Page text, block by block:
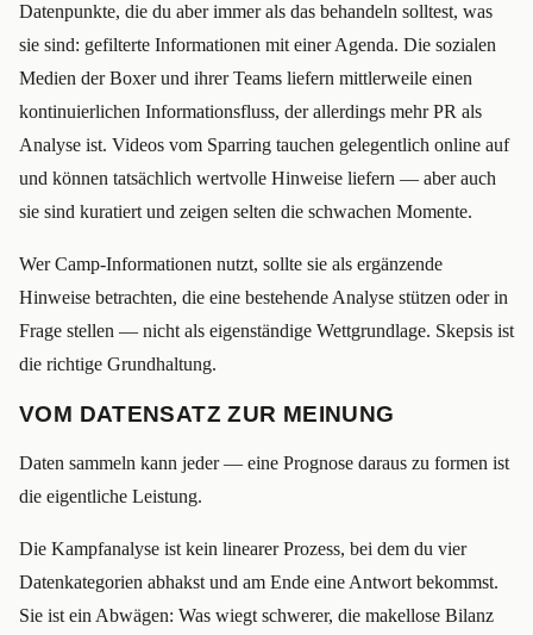
Datenpunkte, die du aber immer als das behandeln solltest, was
sie sind: gefilterte Informationen mit einer Agenda. Die sozialen
Medien der Boxer und ihrer Teams liefern mittlerweile einen
kontinuierlichen Informationsfluss, der allerdings mehr PR als
Analyse ist. Videos vom Sparring tauchen gelegentlich online auf
und können tatsächlich wertvolle Hinweise liefern — aber auch
sie sind kuratiert und zeigen selten die schwachen Momente.
Wer Camp-Informationen nutzt, sollte sie als ergänzende
Hinweise betrachten, die eine bestehende Analyse stützen oder in
Frage stellen — nicht als eigenständige Wettgrundlage. Skepsis ist
die richtige Grundhaltung.
VOM DATENSATZ ZUR MEINUNG
Daten sammeln kann jeder — eine Prognose daraus zu formen ist
die eigentliche Leistung.
Die Kampfanalyse ist kein linearer Prozess, bei dem du vier
Datenkategorien abhakst und am Ende eine Antwort bekommst.
Sie ist ein Abwägen: Was wiegt schwerer, die makellose Bilanz